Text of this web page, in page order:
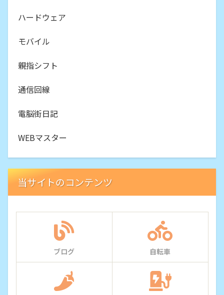
ハードウェア
モバイル
親指シフト
通信回線
電脳街日記
WEBマスター
当サイトのコンテンツ
ブログ 自転車